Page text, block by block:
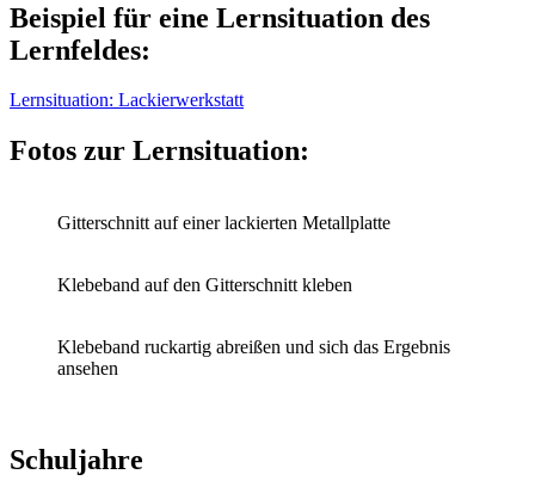
Beispiel für eine Lernsituation des
Lernfeldes:
Lernsituation: Lackierwerkstatt
Fotos zur Lernsituation:
Gitterschnitt auf einer lackierten Metallplatte
Klebeband auf den Gitterschnitt kleben
Klebeband ruckartig abreißen und sich das Ergebnis
ansehen
Schuljahre